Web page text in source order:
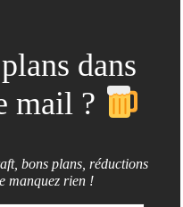
dans
mail ?
bons plans, réductions
manquez rien !